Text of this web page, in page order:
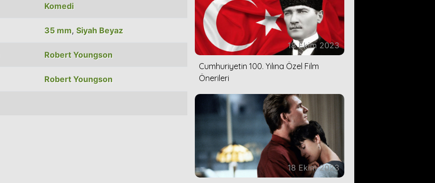
Komedi
35 mm, Siyah Beyaz
Robert Youngson
Robert Youngson
18 Ekim 2023
Cumhuriyetin 100. Yılına Özel Film
Önerileri
18 Ekim 2023